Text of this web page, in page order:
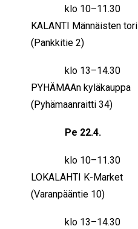
klo 10–11.30
KALANTI Männäisten tori
(Pankkitie 2)
klo 13–14.30
PYHÄMAAn kyläkauppa
(Pyhämaanraitti 34)
Pe 22.4.
klo 10–11.30
LOKALAHTI K-Market
(Varanpääntie 10)
klo 13–14.30